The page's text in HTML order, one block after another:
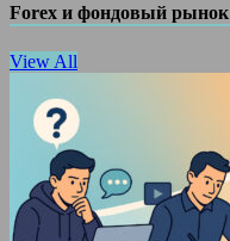
Forex и фондовый рынок
View All